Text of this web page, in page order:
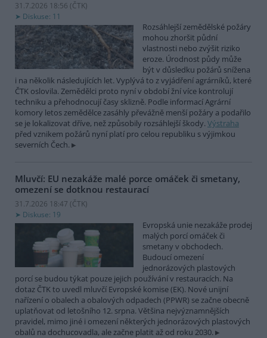
31.7.2026 18:56 (ČTK)
Diskuse: 11
Rozsáhlejší zemědělské požáry
mohou zhoršit půdní
vlastnosti nebo zvýšit riziko
eroze. Úrodnost půdy může
být v důsledku požárů snížena
i na několik následujících let. Vyplývá to z vyjádření agrárníků, které
ČTK oslovila. Zemědělci proto nyní v období žní více kontrolují
techniku a přehodnocují časy sklizně. Podle informací Agrární
komory letos zemědělce zasáhly převážně menší požáry a podařilo
se je lokalizovat dříve, než způsobily rozsáhlejší škody. Výstraha
před vznikem požárů nyní platí pro celou republiku s výjimkou
severních Čech.
Mluvčí: EU nezakáže malé porce omáček či smetany,
omezení se dotknou restaurací
31.7.2026 18:47 (ČTK)
Diskuse: 19
Evropská unie nezakáže prodej
malých porcí omáček či
smetany v obchodech.
Budoucí omezení
jednorázových plastových
porcí se budou týkat pouze jejich používání v restauracích. Na
dotaz ČTK to uvedl mluvčí Evropské komise (EK). Nové unijní
nařízení o obalech a obalových odpadech (PPWR) se začne obecně
uplatňovat od letošního 12. srpna. Většina nejvýznamnějších
pravidel, mimo jiné i omezení některých jednorázových plastových
obalů na dochucovadla, ale začne platit až od roku 2030.